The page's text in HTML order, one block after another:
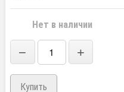
Нет в наличии
− +